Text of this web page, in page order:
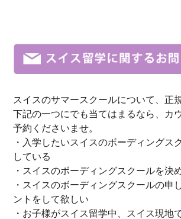
スイスのサマースクールについて、正
下記の一つにでも当てはまるなら、カ
予約くださいませ。
・入学したいスイスのボーディングス
している
・スイスのボーディングスクールを決
・スイスのボーディングスクールの申
ントをして欲しい
・お子様がスイス留学中、スイス現地